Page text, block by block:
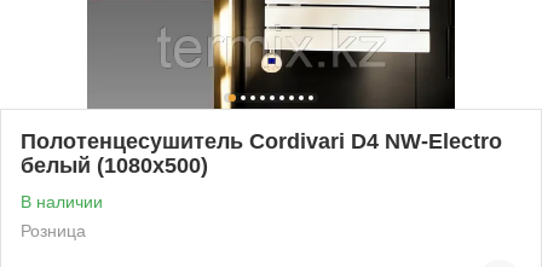
Полотенцесушитель Cordivari D4 NW-Electro
белый (1080x500)
В наличии
Розница